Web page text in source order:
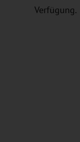
Verfügung.